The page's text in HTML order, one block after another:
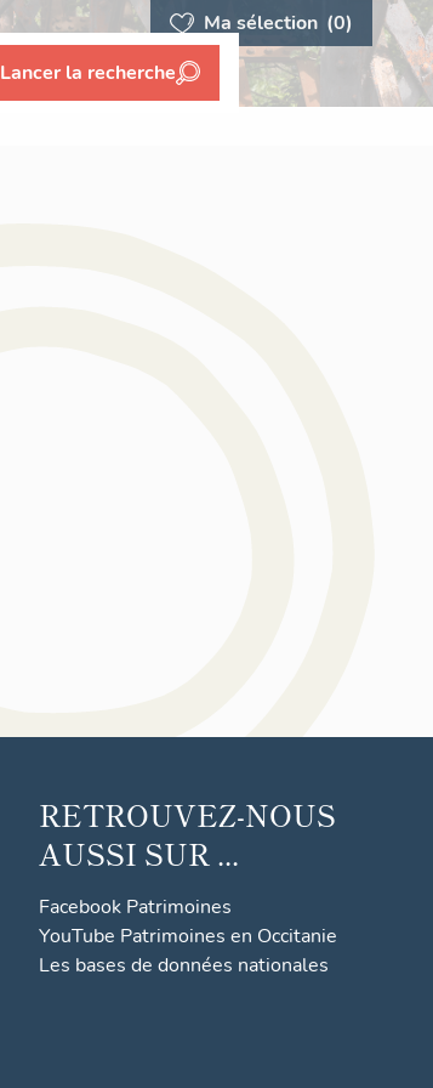
Ma sélection (0)
Lancer la recherche
RETROUVEZ-NOUS
AUSSI SUR ...
Facebook Patrimoines
YouTube Patrimoines en Occitanie
Les bases de données nationales